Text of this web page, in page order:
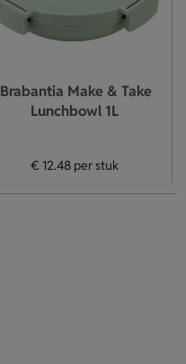
Brabantia Make & Take
Lunchbowl 1L
€ 12.48per stuk